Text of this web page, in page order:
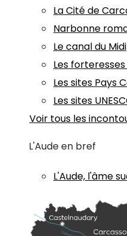
La Cité de
Narbonne
Le canal du Midi
Les
Les sites Pays
Les sites
Voir tous les
L'Aude en bref
L'Aude, l'âme